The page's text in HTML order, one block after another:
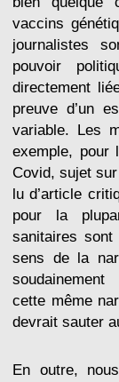
vaccins
journalistes
pouvoir
directement
preuve d’un
variable. Les
exemple, pour
Covid, sujet
lu d’article
pour la
sanitaires
sens de la
cette même
devrait sauter
En outre,